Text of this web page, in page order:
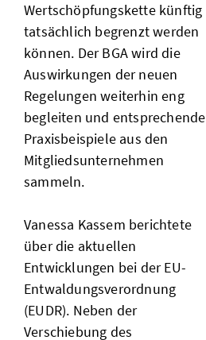
Wertschöpfungskette künftig
tatsächlich begrenzt werden
können. Der BGA wird die
Auswirkungen der neuen
Regelungen weiterhin eng
begleiten und entsprechende
Praxisbeispiele aus den
Mitgliedsunternehmen
sammeln.
Vanessa Kassem berichtete
über die aktuellen
Entwicklungen bei der EU-
Entwaldungsverordnung
(EUDR). Neben der
Verschiebung des